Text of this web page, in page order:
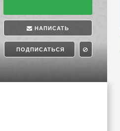
НАПИСАТЬ
ПОДПИСАТЬСЯ